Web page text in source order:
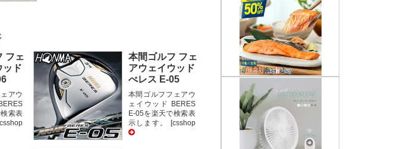
フェ
ッド
アウ
索表
本間ゴルフ フェ
アウェイウッド
べレス E-05
本間ゴルフフェアウ
ェイウッド BERES
E-05を楽天で検索表
示します。 [csshop